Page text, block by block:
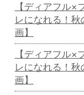
【ディアフル×
レになれる！
画】
【ディアフル×
レになれる！
画】